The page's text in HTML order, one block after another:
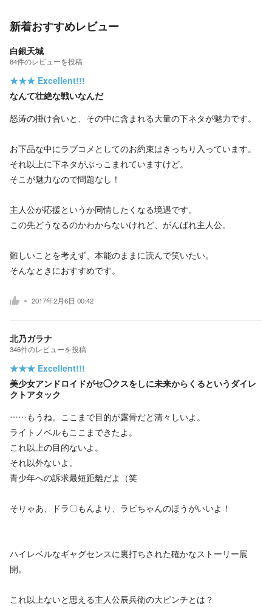
新着おすすめレビュー
白銀天城
84件のレビューを投稿
★★★ Excellent!!!
なんて壮絶な戦いなんだ
怒涛の掛け合いと、その中に含まれる大量の下ネタが魅力です。
お下品な中にラブコメとしてのお約束はきっちり入っています。
それ以上に下ネタがぶっこまれていますけど。
そこが魅力なので問題なし！
主人公が応援というか同情したくなる境遇です。
この先どうなるのかわからないけれど、がんばれ主人公。
難しいことを考えず、本能のままに読んで笑いたい。
そんなときにおすすめです。
2017年2月6日 00:42
北乃ガラナ
346件のレビューを投稿
★★★ Excellent!!!
美少女アンドロイドがセ◯クスをしに未来からくるというダイレ
クトアタック
……もうね。ここまで目的が露骨だと清々しいよ。
ライトノベルもここまできたよ。
これ以上の目的ないよ。
それ以外ないよ。
青少年への訴求最短距離だよ（笑
そりゃあ、ドラ〇もんより、ラビちゃんのほうがいいよ！
ハイレベルなギャグセンスに裏打ちされた確かなストーリー展
開。
これ以上ないと思える主人公辰兵衛の大ピンチとは？